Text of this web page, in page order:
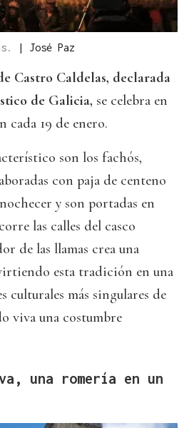
| José Paz
Castro Caldelas, declarada
de Galicia, se celebra en
cada 19 de enero.
son los fachós,
con paja de centeno
y son portadas en
las calles del casco
de las llamas crea una
esta tradición en una
culturales más singulares de
viva una costumbre
una romería en un